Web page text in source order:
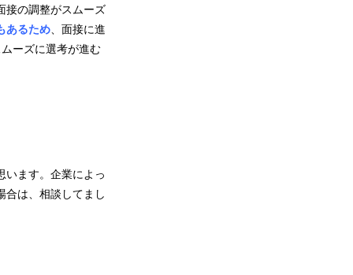
接の調整がスムーズ
あるため 、面接に進
ーズに選考が進む
います。企業によっ
合は、相談してまし